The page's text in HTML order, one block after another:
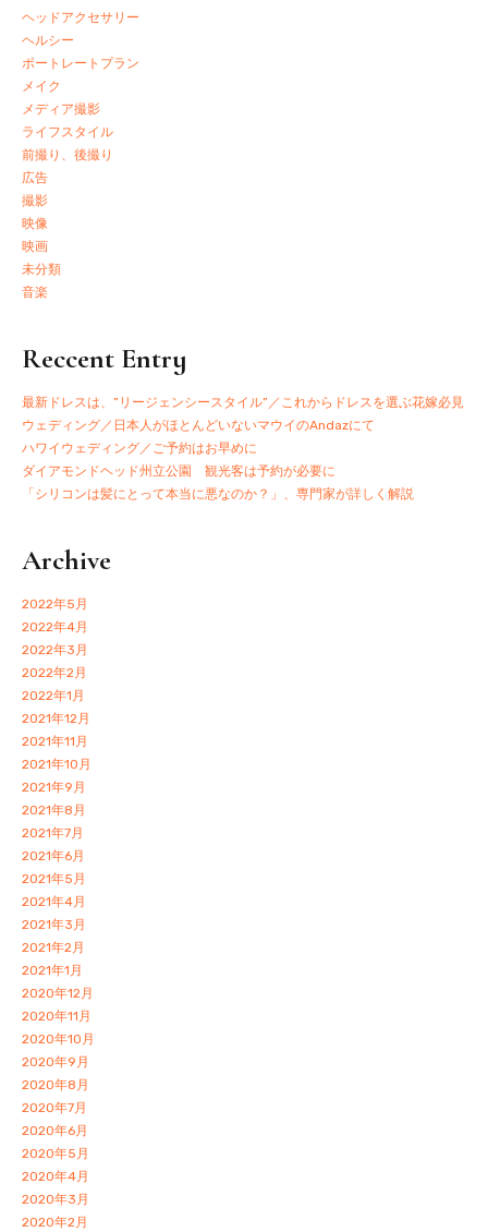
ヘッドアクセサリー
ヘルシー
ポートレートプラン
メイク
メディア撮影
ライフスタイル
前撮り、後撮り
広告
撮影
映像
映画
未分類
音楽
Reccent Entry
最新ドレスは、”リージェンシースタイル”／これからドレスを選ぶ花嫁必見
ウェディング／日本人がほとんどいないマウイのAndazにて
ハワイウェディング／ご予約はお早めに
ダイアモンドヘッド州立公園 観光客は予約が必要に
「シリコンは髪にとって本当に悪なのか？」、専門家が詳しく解説
Archive
2022年5月
2022年4月
2022年3月
2022年2月
2022年1月
2021年12月
2021年11月
2021年10月
2021年9月
2021年8月
2021年7月
2021年6月
2021年5月
2021年4月
2021年3月
2021年2月
2021年1月
2020年12月
2020年11月
2020年10月
2020年9月
2020年8月
2020年7月
2020年6月
2020年5月
2020年4月
2020年3月
2020年2月